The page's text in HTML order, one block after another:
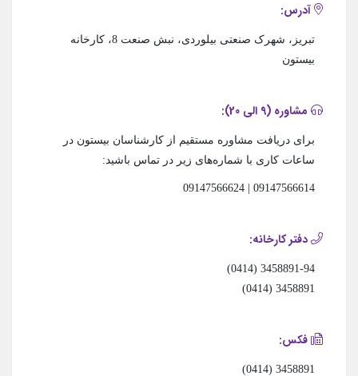
آدرس:
تبریز، شهرک صنعتی بیلوردی، نبش صنعت 8، کارخانه
بیستون
مشاوره (9 الی 20):
برای دریافت مشاوره مستقیم از کارشناسان بیستون در
ساعات کاری با شماره‌های زیر در تماس باشید:
09147566614 | 09147566624
دفتر کارخانه:
3458891-94 (0414)
3458891 (0414)
فکس:
3458891 (0414)